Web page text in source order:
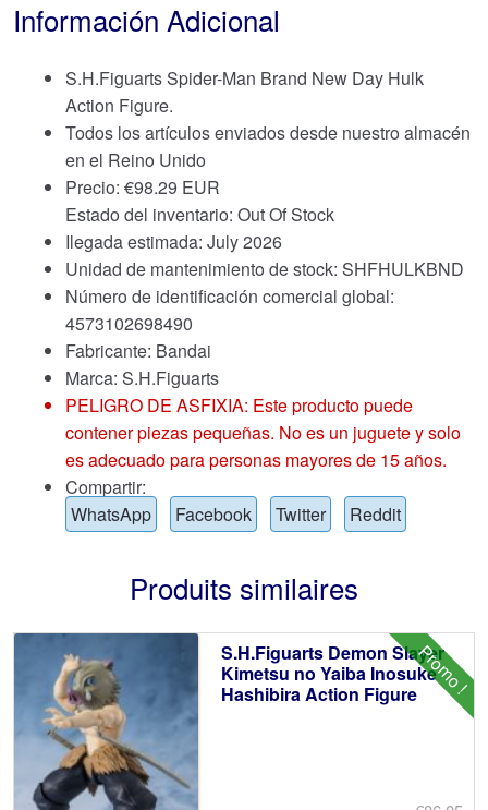
Información Adicional
S.H.Figuarts Spider-Man Brand New Day Hulk
Action Figure.
Todos los artículos enviados desde nuestro almacén
en el Reino Unido
Precio: €98.29 EUR
Estado del inventario: Out Of Stock
Ilegada estimada: July 2026
Unidad de mantenimiento de stock: SHFHULKBND
Número de identificación comercial global:
4573102698490
Fabricante: Bandai
Marca: S.H.Figuarts
PELIGRO DE ASFIXIA: Este producto puede
contener piezas pequeñas. No es un juguete y solo
es adecuado para personas mayores de 15 años.
Compartir:
WhatsApp
Facebook Twitter Reddit
Produits similaires
Promo !
S.H.Figuarts Demon Slayer
Kimetsu no Yaiba Inosuke
Hashibira Action Figure